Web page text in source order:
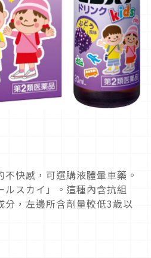
快感，可選購液體暈車藥。
スカイ」。 這種內含抗組
分，左邊所含劑量較低3歲以